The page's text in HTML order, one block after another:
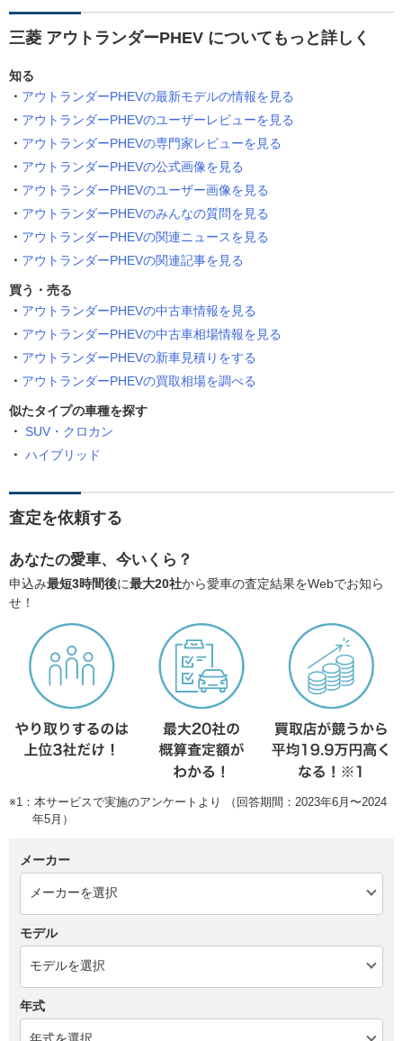
三菱 アウトランダーPHEV についてもっと詳しく
知る
アウトランダーPHEVの最新モデルの情報を見る
アウトランダーPHEVのユーザーレビューを見る
アウトランダーPHEVの専門家レビューを見る
アウトランダーPHEVの公式画像を見る
アウトランダーPHEVのユーザー画像を見る
アウトランダーPHEVのみんなの質問を見る
アウトランダーPHEVの関連ニュースを見る
アウトランダーPHEVの関連記事を見る
買う・売る
アウトランダーPHEVの中古車情報を見る
アウトランダーPHEVの中古車相場情報を見る
アウトランダーPHEVの新車見積りをする
アウトランダーPHEVの買取相場を調べる
似たタイプの車種を探す
SUV・クロカン
ハイブリッド
査定を依頼する
あなたの愛車、今いくら？
申込み最短3時間後に最大20社から愛車の査定結果をWebでお知ら
せ！
※1：本サービスで実施のアンケートより （回答期間：2023年6月〜2024
年5月）
メーカー
モデル
年式